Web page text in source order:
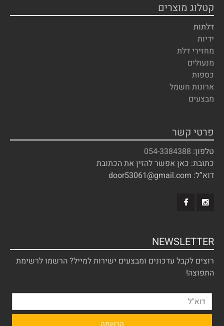
קטלוג מוצרים
דלתות
ידיות
מחזירי דלת
מנעולים
כספות
ארונות חשמל
מבצעים
פרטי קשר
טלפון: 054-3384388
כתובת: כאן אפשר להזין את הכתובת
דוא”ל: door53061@gmail.com
NEWSLETTER
רוצים לקבל עדכונים ומבצעים ישירות למייל? הרשמו לרשימת
התפוצה!